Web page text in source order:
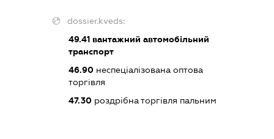
dossier.kveds:
49.41вантажний автомобільний
транспорт
46.90неспеціалізована оптова
торгівля
47.30роздрібна торгівля пальним